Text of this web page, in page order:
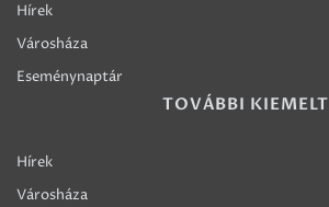
Hírek
Városháza
Eseménynaptár
TOVÁBBI KIEMELT
Hírek
Városháza